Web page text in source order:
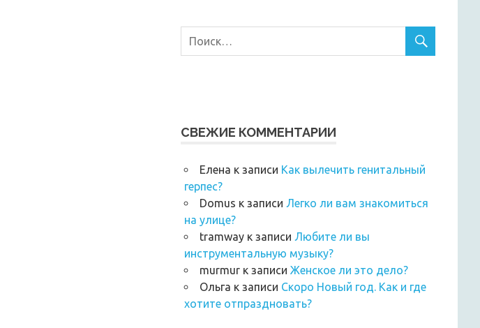
СВЕЖИЕ КОММЕНТАРИИ
Елена к записи Как вылечить генитальный
герпес?
Domus к записи Легко ли вам знакомиться
на улице?
tramway к записи Любите ли вы
инструментальную музыку?
murmur к записи Женское ли это дело?
Ольга к записи Скоро Новый год. Как и где
хотите отпраздновать?